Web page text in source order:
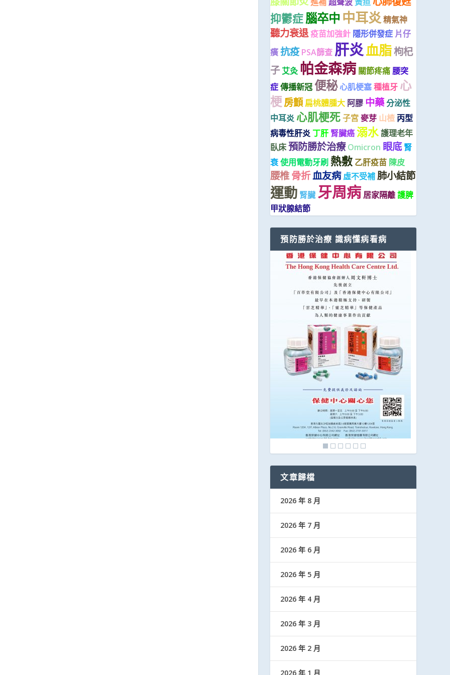
抑鬱症腦卒中中耳炎精氣神
聽力衰退疫苗加強針 隱形併發症 片仔
癀抗疫 PSA篩查 肝炎血脂枸杞
子 艾灸 帕金森病 關節疼痛腰突
症傳播新冠 便秘心肌梗塞種植牙 心
梗房顫 扁桃體腫大 阿膠 中藥分泌性
中耳炎 心肌梗死子宮麥芽 山楂 丙型
病毒性肝炎 丁肝 腎臟癌溺水護理老年
臥床預防勝於治療 Omicron 眼底 腎
衰使用電動牙刷 熱敷 乙肝疫苗 陳皮
腰椎骨折血友病 虛不受補肺小結節
運動 腎臟 牙周病 居家隔離護脾
甲狀腺結節
預防勝於治療 識病懂病看病
文章歸檔
2026 年 8 月
2026 年 7 月
2026 年 6 月
2026 年 5 月
2026 年 4 月
2026 年 3 月
2026 年 2 月
2026 年 1 月